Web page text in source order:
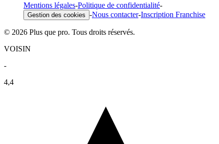
Mentions légales-Politique de confidentialité-
Gestion des cookies -Nous contacter-Inscription Franchise
© 2026 Plus que pro. Tous droits réservés.
VOISIN
-
4,4